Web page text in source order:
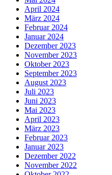
April 2024
März 2024
Februar 2024
Januar 2024
Dezember 2023
November 2023
Oktober 2023
September 2023
August 2023
Juli 2023
Juni 2023
Mai 2023
April 2023
März 2023
Februar 2023
Januar 2023
Dezember 2022
November 2022